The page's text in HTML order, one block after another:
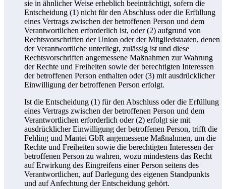
sie in ähnlicher Weise erheblich beeinträchtigt, sofern die
Entscheidung (1) nicht für den Abschluss oder die Erfüllung
eines Vertrags zwischen der betroffenen Person und dem
Verantwortlichen erforderlich ist, oder (2) aufgrund von
Rechtsvorschriften der Union oder der Mitgliedstaaten, denen
der Verantwortliche unterliegt, zulässig ist und diese
Rechtsvorschriften angemessene Maßnahmen zur Wahrung
der Rechte und Freiheiten sowie der berechtigten Interessen
der betroffenen Person enthalten oder (3) mit ausdrücklicher
Einwilligung der betroffenen Person erfolgt.
Ist die Entscheidung (1) für den Abschluss oder die Erfüllung
eines Vertrags zwischen der betroffenen Person und dem
Verantwortlichen erforderlich oder (2) erfolgt sie mit
ausdrücklicher Einwilligung der betroffenen Person, trifft die
Fehling und Mantei GbR angemessene Maßnahmen, um die
Rechte und Freiheiten sowie die berechtigten Interessen der
betroffenen Person zu wahren, wozu mindestens das Recht
auf Erwirkung des Eingreifens einer Person seitens des
Verantwortlichen, auf Darlegung des eigenen Standpunkts
und auf Anfechtung der Entscheidung gehört.